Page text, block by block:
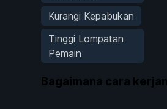
Kurangi Kepabukan
Tinggi Lompatan
Pemain
Bagaimana cara